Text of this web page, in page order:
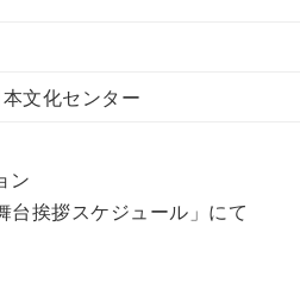
文化センター
ン
挨拶スケジュール」にて